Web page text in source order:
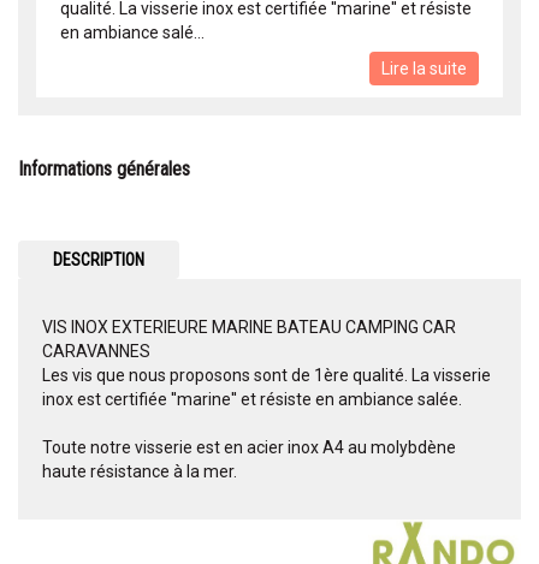
qualité. La visserie inox est certifiée ''marine'' et résiste
en ambiance salé...
Lire la suite
Informations générales
DESCRIPTION
VIS INOX EXTERIEURE MARINE BATEAU CAMPING CAR
CARAVANNES
Les vis que nous proposons sont de 1ère qualité. La visserie
inox est certifiée ''marine'' et résiste en ambiance salée.
Toute notre visserie est en acier inox A4 au molybdène
haute résistance à la mer.